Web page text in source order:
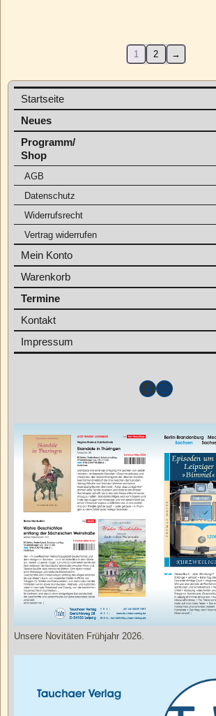
1 2 →
Startseite
Neues
Programm/
Shop
AGB
Datenschutz
Widerrufsrecht
Vertrag widerrufen
Mein Konto
Warenkorb
Termine
Kontakt
Impressum
Unsere Novitäten Frühjahr 2026.